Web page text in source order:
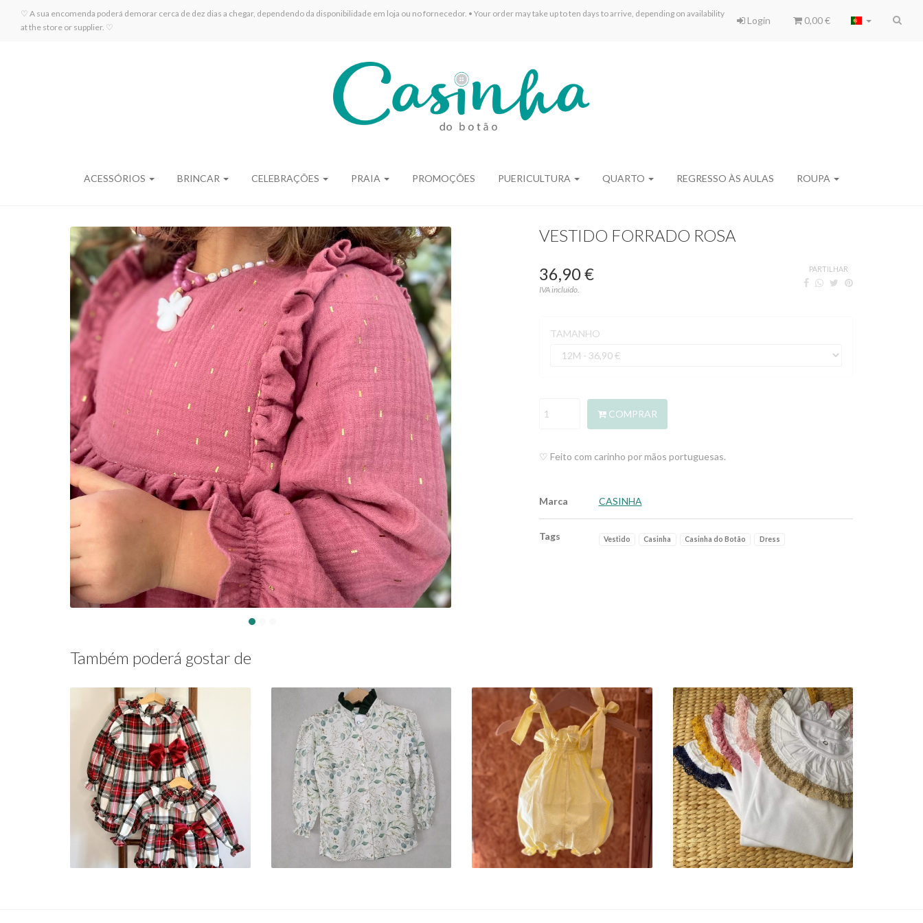
♡ A sua encomenda poderá demorar cerca de dez dias a chegar, dependendo da disponibilidade em loja ou no fornecedor. • Your order may take up to ten days to arrive, depending on availability
at the store or supplier. ♡
Login 0,00 €
ACESSÓRIOS BRINCAR CELEBRAÇÕES PRAIA PROMOÇÕES PUERICULTURA QUARTO REGRESSO ÀS AULAS ROUPA
VESTIDO FORRADO ROSA
36,90 €
IVA incluído.
PARTILHAR
TAMANHO
COMPRAR
♡ Feito com carinho por mãos portuguesas.
Marca CASINHA
Tags Vestido Casinha Casinha do Botão Dress
Também poderá gostar de
PADRÃO CHRISTMAS
EVE
25,90 € — 38,90 €
CAMISA FOLHAS
SUAVES
24,90 €
FOFO LEMON PIE
GOLINHA COM RENDA
DUPLA
18,90 €